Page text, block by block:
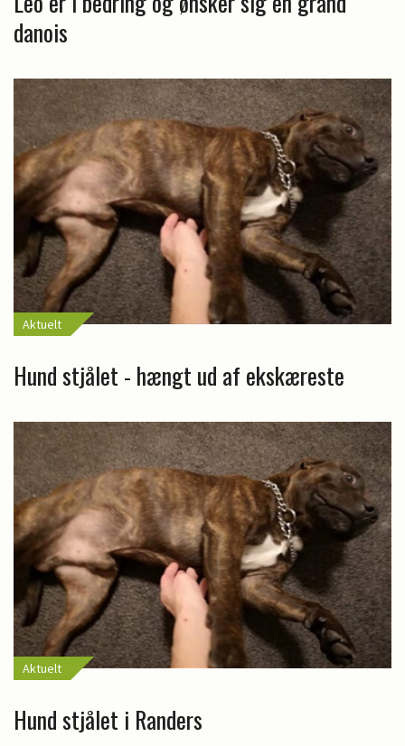
danois
Aktuelt
Hund stjålet - hængt ud af ekskæreste
Aktuelt
Hund stjålet i Randers